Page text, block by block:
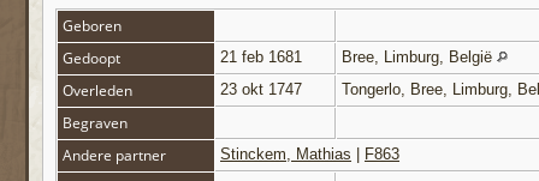
Geboren
Gedoopt
21 feb 1681 Bree, Limburg, België
Overleden 23 okt 1747 Tongerlo, Bree, Limburg,
Begraven
Andere partner
Stinckem, Mathias F863